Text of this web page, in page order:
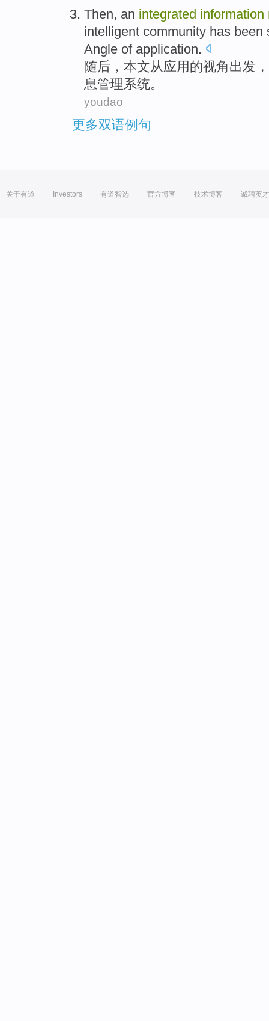
Then, an integrated information
intelligent community has been
Angle of application.
随后 ， 本文从应用 的视角出发，
息管理系统。
youdao
更多双语例句
关于有道 Investors 有道智选 官方博客 技术博客 诚聘英才